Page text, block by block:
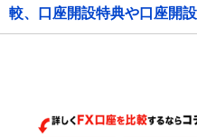
較、口座開設特典や口座開